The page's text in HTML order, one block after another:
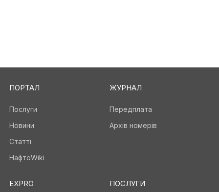
ПОРТАЛ
Послуги
Новини
Статті
НафтоWiki
ЖУРНАЛ
Передплата
Архів номерів
EXPRO ПОСЛУГИ